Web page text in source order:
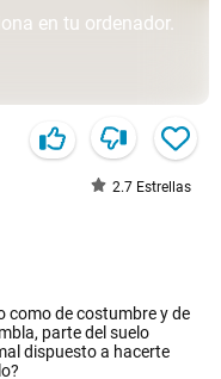
en tu ordenador.
2.7 Estrellas
como de costumbre y de
parte del suelo
dispuesto a hacerte